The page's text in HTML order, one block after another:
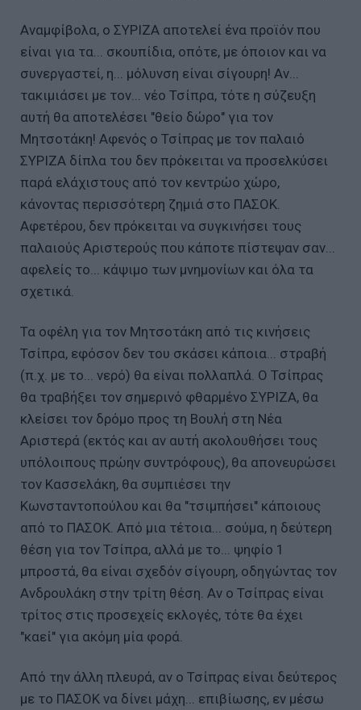
Αναμφίβολα, ο ΣΥΡΙΖΑ αποτελεί ένα προϊόν που
είναι για τα... σκουπίδια, οπότε, με όποιον και να
συνεργαστεί, η... μόλυνση είναι σίγουρη! Αν...
τακιμιάσει με τον... νέο Τσίπρα, τότε η σύζευξη
αυτή θα αποτελέσει "θείο δώρο" για τον
Μητσοτάκη! Αφενός ο Τσίπρας με τον παλαιό
ΣΥΡΙΖΑ δίπλα του δεν πρόκειται να προσελκύσει
παρά ελάχιστους από τον κεντρώο χώρο,
κάνοντας περισσότερη ζημιά στο ΠΑΣΟΚ.
Αφετέρου, δεν πρόκειται να συγκινήσει τους
παλαιούς Αριστερούς που κάποτε πίστεψαν σαν...
αφελείς το... κάψιμο των μνημονίων και όλα τα
σχετικά.
Τα οφέλη για τον Μητσοτάκη από τις κινήσεις
Τσίπρα, εφόσον δεν του σκάσει κάποια... στραβή
(π.χ. με το... νερό) θα είναι πολλαπλά. Ο Τσίπρας
θα τραβήξει τον σημερινό φθαρμένο ΣΥΡΙΖΑ, θα
κλείσει τον δρόμο προς τη Βουλή στη Νέα
Αριστερά (εκτός και αν αυτή ακολουθήσει τους
υπόλοιπους πρώην συντρόφους), θα απονευρώσει
τον Κασσελάκη, θα συμπιέσει την
Κωνσταντοπούλου και θα "τσιμπήσει" κάποιους
από το ΠΑΣΟΚ. Από μια τέτοια... σούμα, η δεύτερη
θέση για τον Τσίπρα, αλλά με το... ψηφίο 1
μπροστά, θα είναι σχεδόν σίγουρη, οδηγώντας τον
Ανδρουλάκη στην τρίτη θέση. Αν ο Τσίπρας είναι
τρίτος στις προσεχείς εκλογές, τότε θα έχει
"καεί" για ακόμη μία φορά.
Από την άλλη πλευρά, αν ο Τσίπρας είναι δεύτερος
με το ΠΑΣΟΚ να δίνει μάχη... επιβίωσης, εν μέσω